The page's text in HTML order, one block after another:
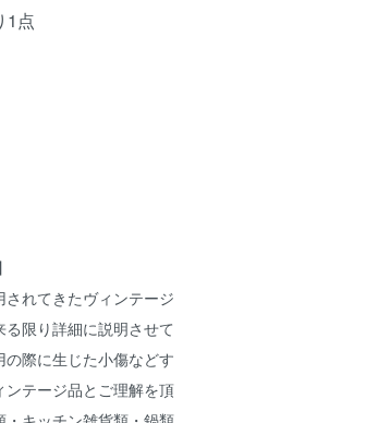
1点
れてきたヴィンテージ
限り詳細に説明させて
際に生じた小傷などす
テージ品とご理解を頂